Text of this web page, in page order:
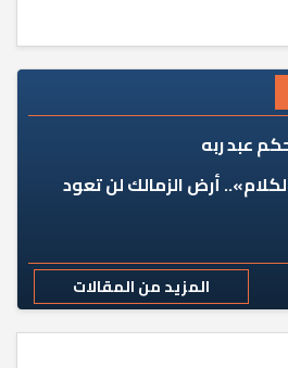
عبد ربه
أرض الزمالك لن تعود
المزيد من المقالات